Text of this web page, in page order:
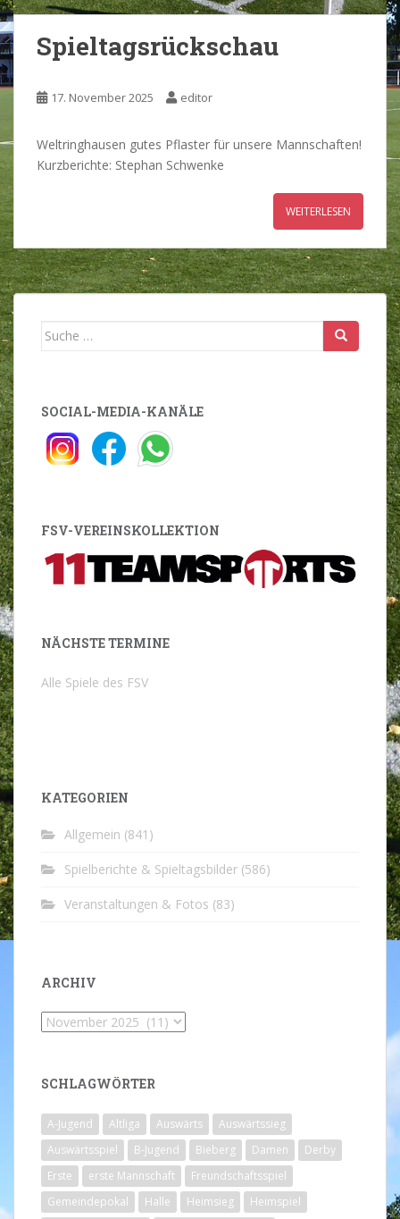
Spieltagsrückschau
17. November 2025 editor
Weltringhausen gutes Pflaster für unsere Mannschaften!
Kurzberichte: Stephan Schwenke
WEITERLESEN
Suche
SOCIAL-MEDIA-KANÄLE
FSV-VEREINSKOLLEKTION
NÄCHSTE TERMINE
Alle Spiele des FSV
KATEGORIEN
Allgemein (841)
Spielberichte & Spieltagsbilder (586)
Veranstaltungen & Fotos (83)
ARCHIV
Archiv
SCHLAGWÖRTER
A-Jugend Altliga Auswärts
Auswärtssieg
Auswärtsspiel
B-Jugend Bieberg Damen
Derby
Erste
erste Mannschaft
Freundschaftsspiel
Gemeindepokal
Halle Heimsieg
Heimspiel